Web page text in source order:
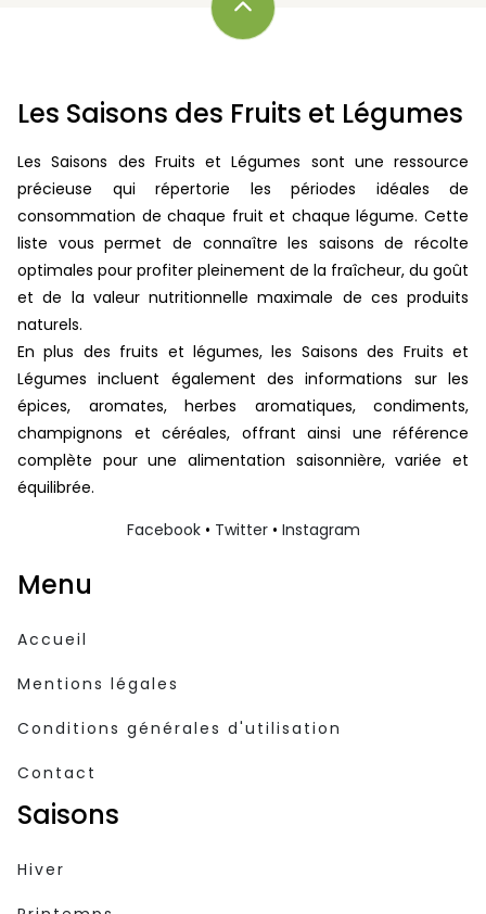
Les Saisons des Fruits et Légumes
Les Saisons des Fruits et Légumes sont une ressource
précieuse qui répertorie les périodes idéales de
consommation de chaque fruit et chaque légume. Cette
liste vous permet de connaître les saisons de récolte
optimales pour profiter pleinement de la fraîcheur, du goût
et de la valeur nutritionnelle maximale de ces produits
naturels.
En plus des fruits et légumes, les Saisons des Fruits et
Légumes incluent également des informations sur les
épices, aromates, herbes aromatiques, condiments,
champignons et céréales, offrant ainsi une référence
complète pour une alimentation saisonnière, variée et
équilibrée.
Facebook• Twitter• Instagram
Menu
Accueil
Mentions légales
Conditions générales d'utilisation
Contact
Saisons
Hiver